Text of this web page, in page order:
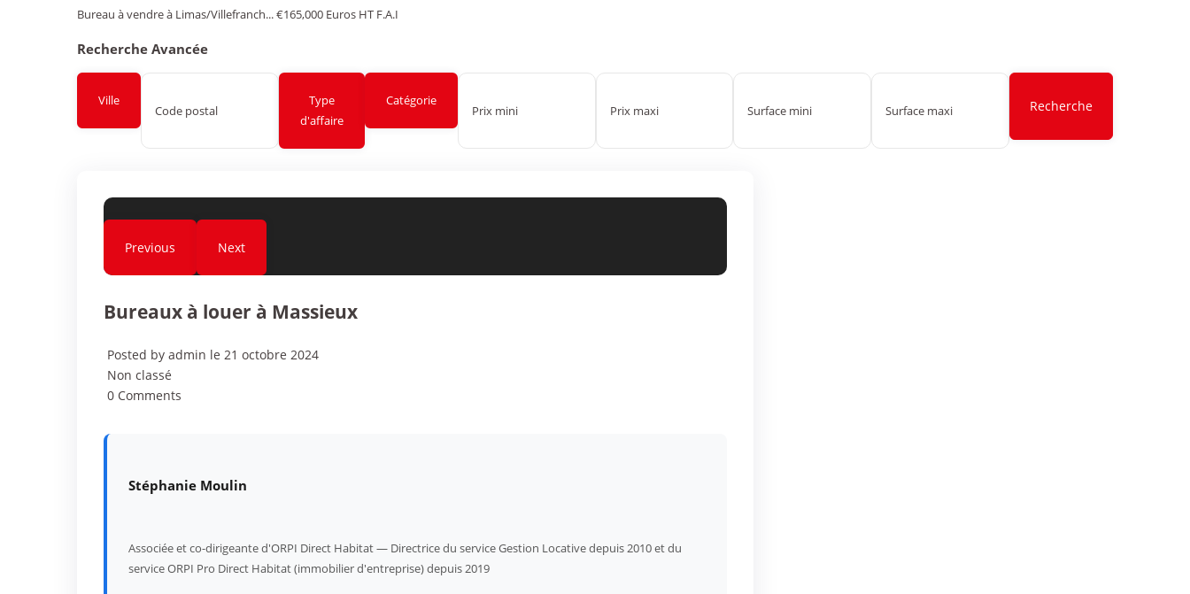
Previous Next
Bureaux à louer à Massieux
Posted by admin le 21 octobre 2024
Non classé
0 Comments
Stéphanie Moulin
Associée et co-dirigeante d'ORPI Direct Habitat — Directrice du service Gestion Locative depuis 2010 et du
service ORPI Pro Direct Habitat (immobilier d'entreprise) depuis 2019
Bureau à vendre à Limas/Villefranch...€165,000 Euros HT F.A.I
Recherche Avancée
Ville
Type
d'affaire
Catégorie Recherche